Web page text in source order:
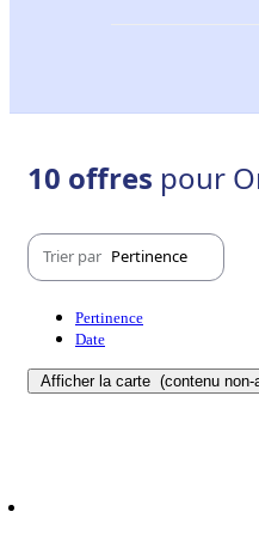
10 offres pour
Trier par Pertinence
Pertinence
Date
Afficher la carte (contenu